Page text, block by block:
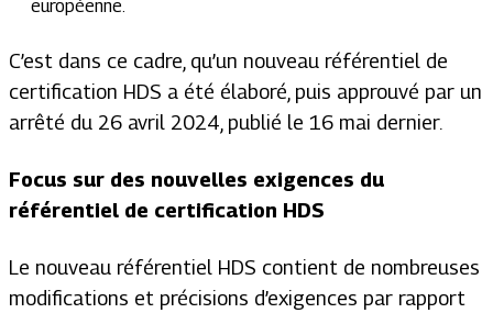
européenne.
C’est dans ce cadre, qu’un nouveau référentiel de
certification HDS a été élaboré, puis approuvé par un
arrêté du 26 avril 2024, publié le 16 mai dernier.
Focus sur des nouvelles exigences du
référentiel de certification HDS
Le nouveau référentiel HDS contient de nombreuses
modifications et précisions d’exigences par rapport